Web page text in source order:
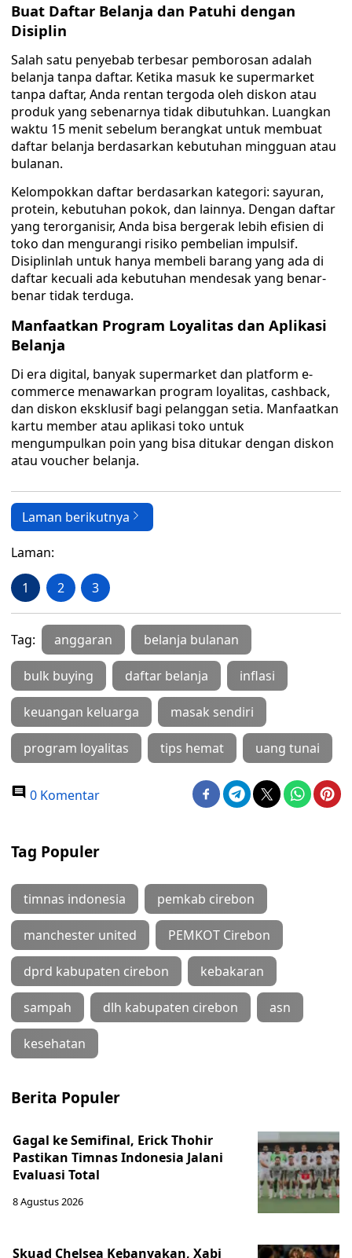
Buat Daftar Belanja dan Patuhi dengan
Disiplin
Salah satu penyebab terbesar pemborosan adalah
belanja tanpa daftar. Ketika masuk ke supermarket
tanpa daftar, Anda rentan tergoda oleh diskon atau
produk yang sebenarnya tidak dibutuhkan. Luangkan
waktu 15 menit sebelum berangkat untuk membuat
daftar belanja berdasarkan kebutuhan mingguan atau
bulanan.
Kelompokkan daftar berdasarkan kategori: sayuran,
protein, kebutuhan pokok, dan lainnya. Dengan daftar
yang terorganisir, Anda bisa bergerak lebih efisien di
toko dan mengurangi risiko pembelian impulsif.
Disiplinlah untuk hanya membeli barang yang ada di
daftar kecuali ada kebutuhan mendesak yang benar-
benar tidak terduga.
Manfaatkan Program Loyalitas dan Aplikasi
Belanja
Di era digital, banyak supermarket dan platform e-
commerce menawarkan program loyalitas, cashback,
dan diskon eksklusif bagi pelanggan setia. Manfaatkan
kartu member atau aplikasi toko untuk
mengumpulkan poin yang bisa ditukar dengan diskon
atau voucher belanja.
Laman berikutnya
Laman:
1 2 3
Tag: anggaran belanja bulanan
bulk buying daftar belanja inflasi
keuangan keluarga masak sendiri
program loyalitas tips hemat uang tunai
0 Komentar
Tag Populer
timnas indonesia pemkab cirebon
manchester united PEMKOT Cirebon
dprd kabupaten cirebon kebakaran
sampah dlh kabupaten cirebon asn
kesehatan
Berita Populer
Gagal ke Semifinal, Erick Thohir
Pastikan Timnas Indonesia Jalani
Evaluasi Total
8 Agustus 2026
Skuad Chelsea Kebanyakan, Xabi